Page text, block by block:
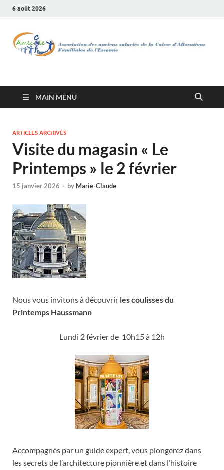
6 août 2026
Amicale de la CAF de
l'Essonne
MAIN MENU
ARTICLES ARCHIVÉS
Visite du magasin « Le
Printemps » le 2 février
15 janvier 2026 - by Marie-Claude
Nous vous invitons à découvrir les coulisses du
Printemps Haussmann
Lundi 2 février de 10h15 à 12h
Accompagnés par un guide expert, vous plongerez dans
les secrets de l’architecture pionnière et dans l’histoire